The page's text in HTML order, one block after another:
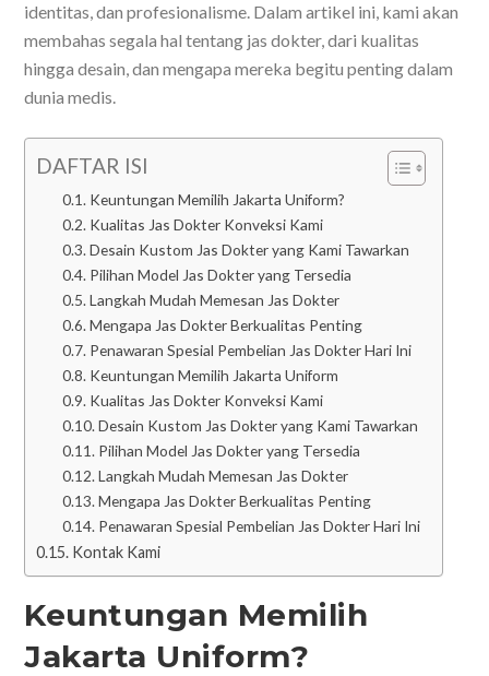
identitas, dan profesionalisme. Dalam artikel ini, kami akan
membahas segala hal tentang jas dokter, dari kualitas
hingga desain, dan mengapa mereka begitu penting dalam
dunia medis.
DAFTAR ISI
Keuntungan Memilih Jakarta Uniform?
Kualitas Jas Dokter Konveksi Kami
Desain Kustom Jas Dokter yang Kami Tawarkan
Pilihan Model Jas Dokter yang Tersedia
Langkah Mudah Memesan Jas Dokter
Mengapa Jas Dokter Berkualitas Penting
Penawaran Spesial Pembelian Jas Dokter Hari Ini
Keuntungan Memilih Jakarta Uniform
Kualitas Jas Dokter Konveksi Kami
Desain Kustom Jas Dokter yang Kami Tawarkan
Pilihan Model Jas Dokter yang Tersedia
Langkah Mudah Memesan Jas Dokter
Mengapa Jas Dokter Berkualitas Penting
Penawaran Spesial Pembelian Jas Dokter Hari Ini
Kontak Kami
Keuntungan Memilih
Jakarta Uniform?